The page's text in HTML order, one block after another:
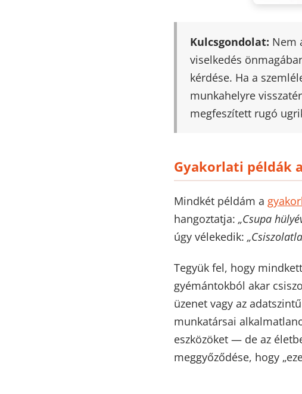
Kulcsgondolat: Nem
viselkedés
kérdése. Ha a
munkahelyre
megfeszített rugó
Gyakorlati példák
Mindkét példám a
hangoztatja: „Csupa
úgy vélekedik:
Tegyük fel, hogy
gyémántokból akar
üzenet vagy az
munkatársai
eszközöket — de az
meggyőződése, hogy